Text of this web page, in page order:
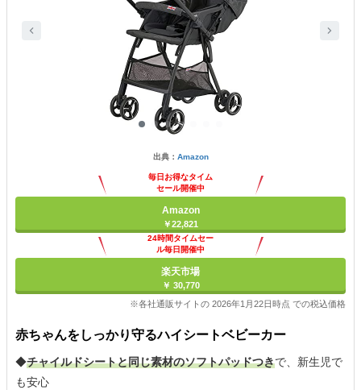
出典： Amazon
毎日お得なタイム
セール開催中
Amazon
￥22,821
24時間タイムセー
ル毎日開催中
楽天市場
￥ 30,770
※各社通販サイトの 2026年1月22日時点 での税込価格
赤ちゃんをしっかり守るハイシートベビーカー
◆チャイルドシートと同じ素材のソフトパッドつきで、新生児で
も安心